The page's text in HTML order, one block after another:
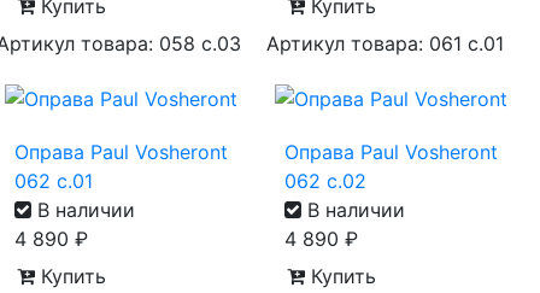
Купить
товара: 058 с.03
Купить
Артикул товара: 061 с.01
Оправа Paul Vosheront
062 с.01
В наличии
4 890 ₽
Купить
Оправа Paul Vosheront
062 с.02
В наличии
4 890 ₽
Купить